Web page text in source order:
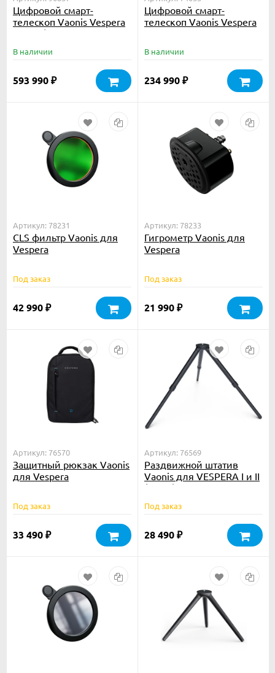
Цифровой смарт-
телескоп Vaonis Vespera
PRO II (с кейсом и
В наличии
593 990 ₽
Цифровой смарт-
телескоп Vaonis Vespera
В наличии
234 990 ₽
Артикул: 78231
CLS фильтр Vaonis для
Vespera
Под заказ
42 990 ₽
Артикул: 78233
Гигрометр Vaonis для
Vespera
Под заказ
21 990 ₽
Артикул: 76570
Защитный рюкзак Vaonis
для Vespera
Под заказ
33 490 ₽
Артикул: 76569
Раздвижной штатив
Vaonis для VESPERA I и II
(30 см)
Под заказ
28 490 ₽